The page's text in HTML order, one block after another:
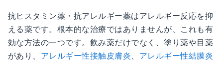
抗ヒスタミン薬・抗アレルギー薬はアレルギー反応を抑
える薬です。根本的な治療ではありませんが、これも有
効な方法の一つです。飲み薬だけでなく、塗り薬や目薬
があり、 アレルギー性接触皮膚炎、 アレルギー性結膜炎